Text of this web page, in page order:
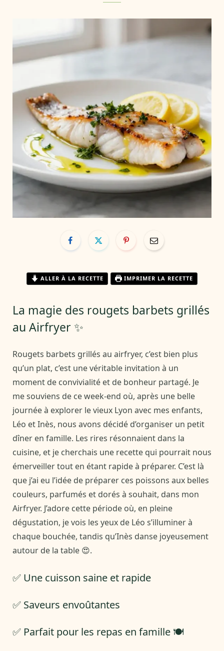
ALLER À LA RECETTE IMPRIMER LA RECETTE
La magie des rougets barbets grillés
au Airfryer ✨
Rougets barbets grillés au airfryer, c’est bien plus
qu’un plat, c’est une véritable invitation à un
moment de convivialité et de bonheur partagé. Je
me souviens de ce week-end où, après une belle
journée à explorer le vieux Lyon avec mes enfants,
Léo et Inès, nous avons décidé d’organiser un petit
dîner en famille. Les rires résonnaient dans la
cuisine, et je cherchais une recette qui pourrait nous
émerveiller tout en étant rapide à préparer. C’est là
que j’ai eu l’idée de préparer ces poissons aux belles
couleurs, parfumés et dorés à souhait, dans mon
Airfryer. J’adore cette période où, en pleine
dégustation, je vois les yeux de Léo s’illuminer à
chaque bouchée, tandis qu’Inès danse joyeusement
autour de la table 😍.
✅ Une cuisson saine et rapide
✅ Saveurs envoûtantes
✅ Parfait pour les repas en famille 🍽️